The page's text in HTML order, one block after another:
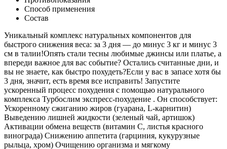
Способ применения
Состав
Уникальный комплекс натуральных компонентов для
быстрого снижения веса: за 3 дня — до минус 3 кг и минус 3
см в талии!Опять стали тесны любимые джинсы или платье, а
впереди важное для вас событие? Остались считанные дни, и
вы не знаете, как быстро похудеть?Если у вас в запасе хотя бы
3 дня, значит, есть время все исправить! Запустите
ускоренный процесс похудения с помощью натурального
комплекса Турбослим экспресс-похудение . Он способствует:
Ускоренному сжиганию жиров (гуарана, L-карнитин)
Выведению лишней жидкости (зеленый чай, артишок)
Активации обмена веществ (витамин С, листья красного
винограда) Снижению аппетита (гарциния, кукурузные
рыльца, хром) Очищению организма и мягкому